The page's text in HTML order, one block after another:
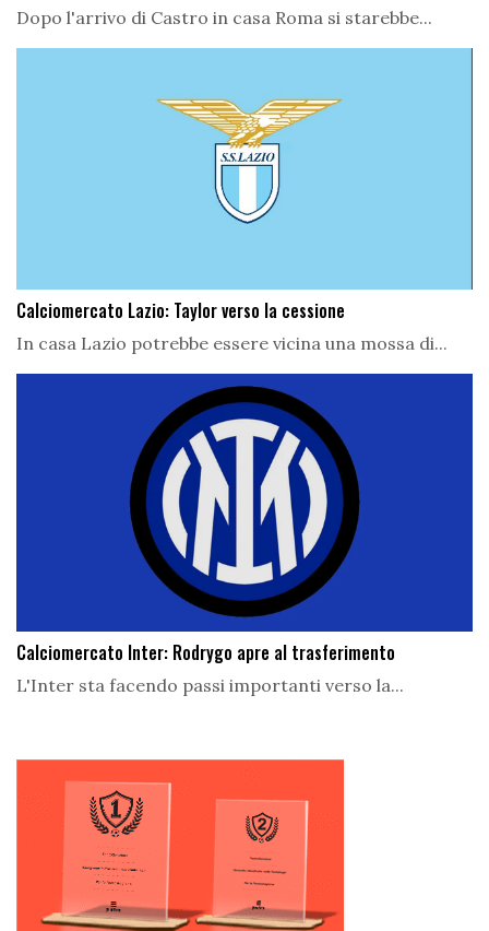
Dopo l'arrivo di Castro in casa Roma si starebbe...
Calciomercato Lazio: Taylor verso la cessione
In casa Lazio potrebbe essere vicina una mossa di...
Calciomercato Inter: Rodrygo apre al trasferimento
L'Inter sta facendo passi importanti verso la...